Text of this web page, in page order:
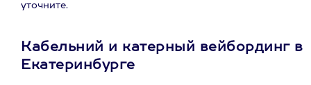
уточните.
Кабельний и катерный вейбординг в
Екатеринбурге